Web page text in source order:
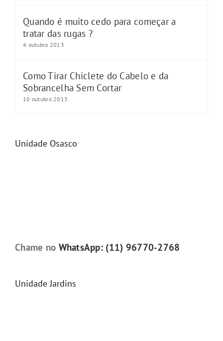
Quando é muito cedo para começar a
tratar das rugas ?
4 outubro 2013
Como Tirar Chiclete do Cabelo e da
Sobrancelha Sem Cortar
10 outubro 2013
Unidade Osasco
Chame no WhatsApp: (11) 96770-2768
Unidade Jardins